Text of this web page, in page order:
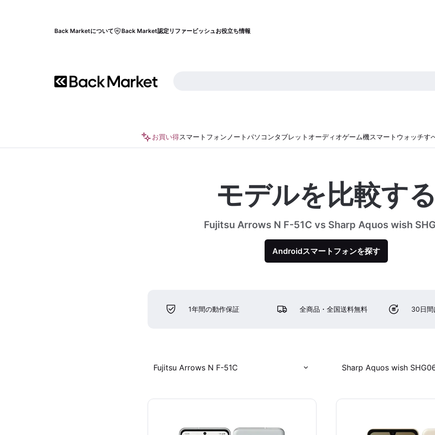
Back Marketについて Back Market認定リファービッシュお役立ち情報
お買い得スマートフォン ノートパソコンタブレット オーディオゲーム機スマートウォッチす
モデルを比較す
Fujitsu Arrows N F-51C vs Sharp Aquos wish
Androidスマートフォンを探す
1年間の動作保証 全商品・全国送料無料 30日間
Fujitsu Arrows N F-51C Sharp Aquos wish